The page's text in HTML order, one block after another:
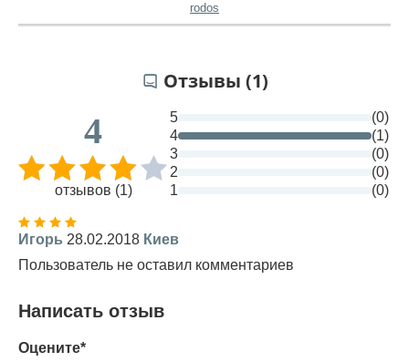
rodos
Отзывы (1)
4
отзывов (1)
5
(0)
4
(1)
3
(0)
2
(0)
1
(0)
Игорь 28.02.2018 Киев
Пользователь не оставил комментариев
Написать отзыв
Оцените*